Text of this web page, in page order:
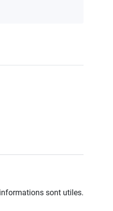
sont utiles.